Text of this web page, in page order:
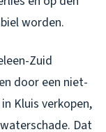
worden.
Zuid
door een niet-
Kluis verkopen,
Dat